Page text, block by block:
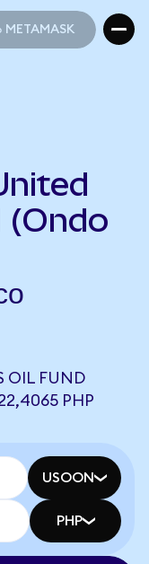
(Ondo
OIL FUND
PHP
USOON
PHP